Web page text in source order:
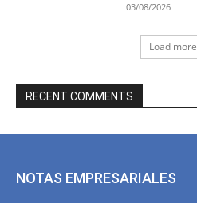
03/08/2026
Load more
RECENT COMMENTS
NOTAS EMPRESARIALES